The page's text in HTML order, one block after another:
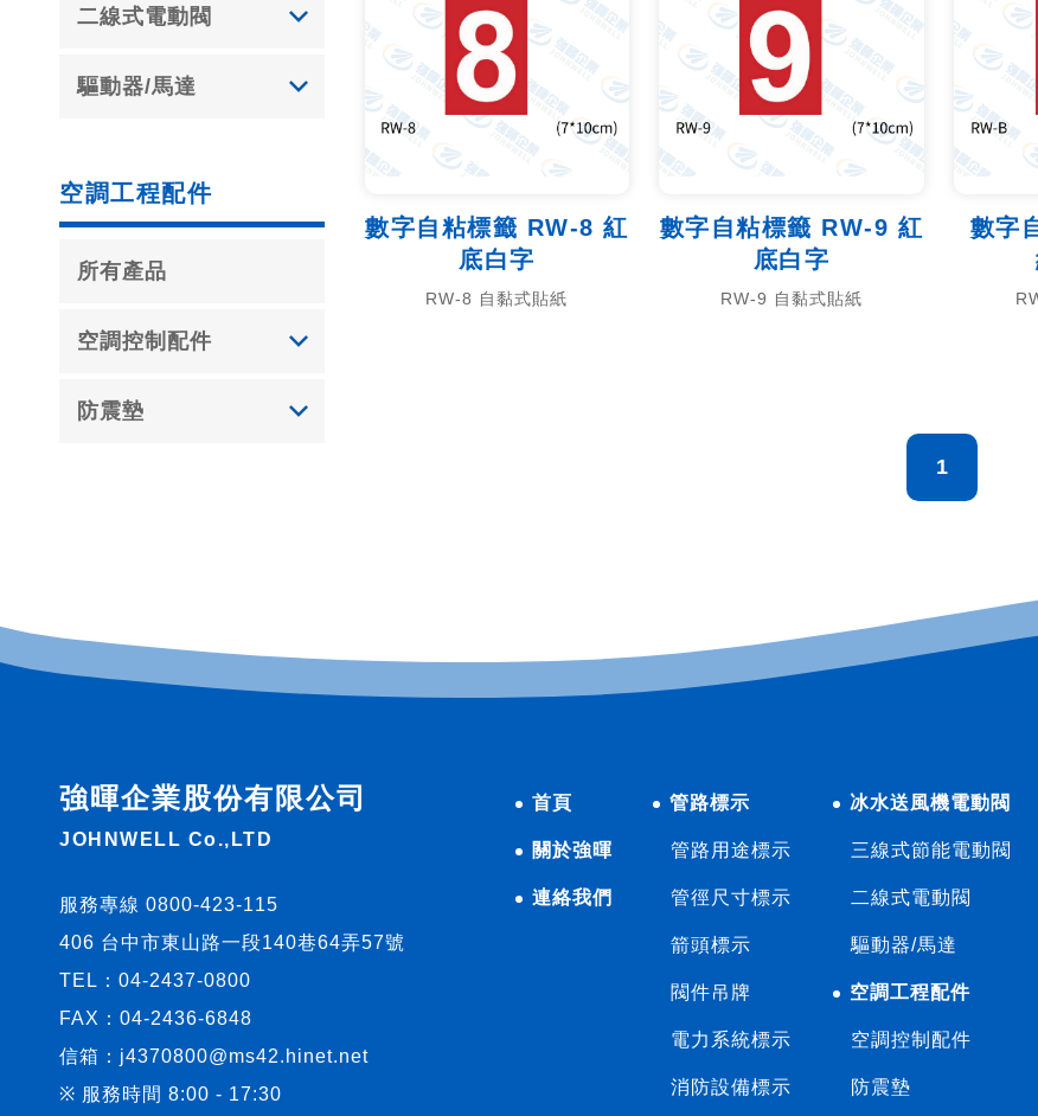
二線式電動閥
驅動器/馬達
空調工程配件
所有產品
空調控制配件
防震墊
數字自粘標籤 RW-8 紅
底白字
RW-8 自黏式貼紙
數字自粘標籤 RW-9 紅
底白字
RW-9 自黏式貼紙
數字
1
強暉企業股份有限公司
JOHNWELL Co.,LTD
服務專線 0800-423-115
406 台中市東山路一段140巷64弄57號
TEL： 04-2437-0800
FAX：04-2436-6848
信箱： j4370800@ms42.hinet.net
※ 服務時間 8:00 - 17:30
首頁
關於強暉
連絡我們
管路標示
管路用途標示
管徑尺寸標示
箭頭標示
閥件吊牌
電力系統標示
消防設備標示
冰水送風機電動閥
三線式節能電動閥
二線式電動閥
驅動器/馬達
空調工程配件
空調控制配件
防震墊